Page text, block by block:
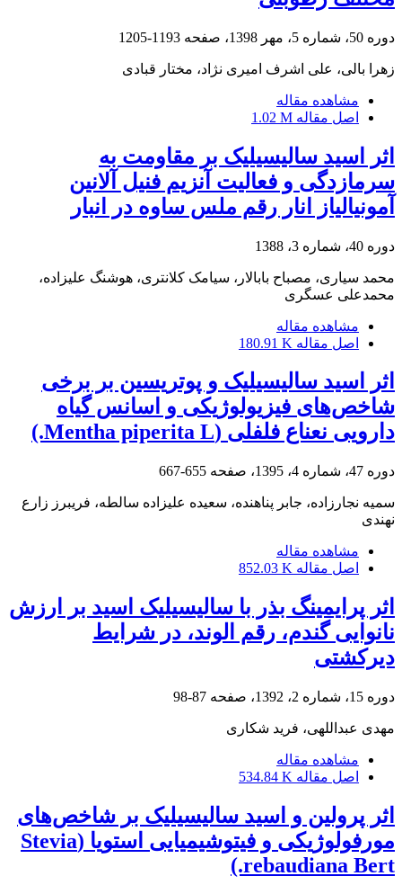
دوره 50، شماره 5، مهر 1398، صفحه 1193-1205
زهرا بالی، علی اشرف امیری نژاد، مختار قبادی
مشاهده مقاله
اصل مقاله 1.02 M
اثر اسید سالیسیلیک بر مقاومت به
سرمازدگی و فعالیت آنزیم فنیل آلانین
آمونیالیاز انار رقم ملس ساوه در انبار
دوره 40، شماره 3، 1388
محمد سیاری، مصباح بابالار، سیامک کلانتری، هوشنگ علیزاده،
محمدعلی عسگری
مشاهده مقاله
اصل مقاله 180.91 K
اثر اسید سالیسیلیک و پوتریسین بر برخی
شاخص‌های فیزیولوژیکی و اسانس گیاه
دارویی نعناع فلفلی (Mentha piperita L.)
دوره 47، شماره 4، 1395، صفحه 655-667
سمیه نجارزاده، جابر پناهنده، سعیده علیزاده سالطه، فریبرز زارع
نهندی
مشاهده مقاله
اصل مقاله 852.03 K
اثر پرایمینگ بذر با سالیسیلیک اسید بر ارزش
نانوایی گندم، رقم الوند، در شرایط
دیرکشتی
دوره 15، شماره 2، 1392، صفحه 87-98
مهدی عبداللهی، فرید شکاری
مشاهده مقاله
اصل مقاله 534.84 K
اثر پرولین و اسید سالیسیلیک بر شاخص‌های
مورفولوژیکی و فیتوشیمیایی استویا (Stevia
rebaudiana Bert.)